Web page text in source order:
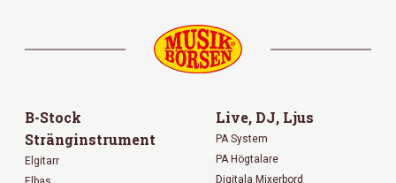
B-Stock
Stränginstrument
Elgitarr
Live, DJ, Ljus
PA System
PA Högtalare
Digitala Mixerbord